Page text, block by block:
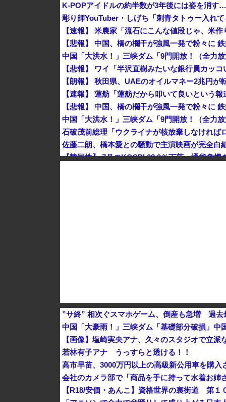
K-POPアイドルの約半数が3年後には姿を消す
石破茂前総理「ウクライナが核放棄しなければ
佐藤二朗、橋本愛との騒動で主演映画が完全白
【韓国株】 7月のKOSPI 28.9％下落…通貨危機
”サ終” 相次ぐスマホゲーム、倒産も急増 過
【画像】塩崎実央アナ、久々のスタジオで立
若林有子アナ うっすらと透ける！！
高市早苗、3000万円以上の高級新公用車を購
会社のカメラ部で「商品を手に持って水着お
【R18/安価・あんこ】資格世界の裏街道 第１